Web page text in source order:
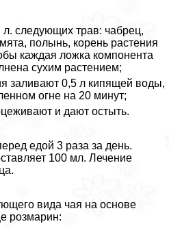
л. следующих трав: чабрец,
полынь, корень растения
каждая ложка компонента
сухим растением;
заливают 0,5 л кипящей воды,
огне на 20 минут;
и дают остыть.
едой 3 раза за день.
100 мл. Лечение
вида чая на основе
розмарин: